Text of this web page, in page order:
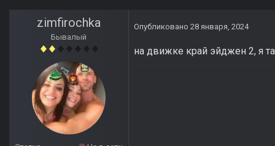
zimfirochka
Бывалый
Опубликовано 28 января, 2024
на движке край эйджен 2, я